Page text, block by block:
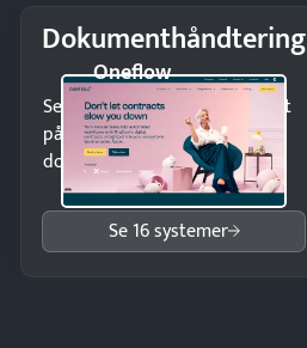
Dokumenthåndtering
Oneflow
Send kontrakter til underskrift
på minutter og mist ingen
dokumenter.
Se 16 systemer